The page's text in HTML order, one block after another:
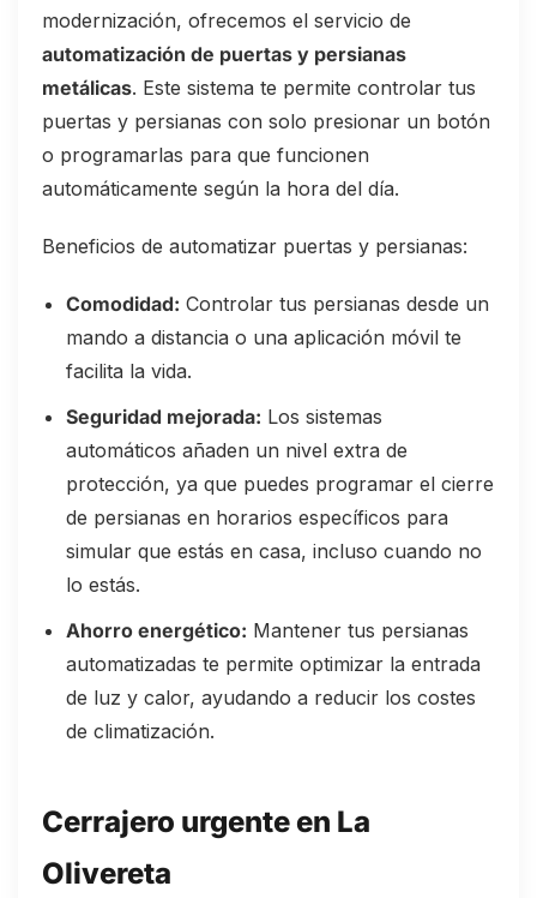
modernización, ofrecemos el servicio de
automatización de puertas y persianas
metálicas. Este sistema te permite controlar tus
puertas y persianas con solo presionar un botón
o programarlas para que funcionen
automáticamente según la hora del día.
Beneficios de automatizar puertas y persianas:
Comodidad: Controlar tus persianas desde un
mando a distancia o una aplicación móvil te
facilita la vida.
Seguridad mejorada: Los sistemas
automáticos añaden un nivel extra de
protección, ya que puedes programar el cierre
de persianas en horarios específicos para
simular que estás en casa, incluso cuando no
lo estás.
Ahorro energético: Mantener tus persianas
automatizadas te permite optimizar la entrada
de luz y calor, ayudando a reducir los costes
de climatización.
Cerrajero urgente en La
Olivereta